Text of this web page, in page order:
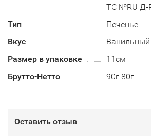
ТС №RU Д-
Тип
Печенье
Вкус
Ванильный
Размер в упаковке
11см
Брутто-Нетто
90г 80г
Оставить отзыв